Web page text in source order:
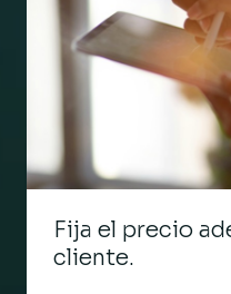
Fija el precio
cliente.